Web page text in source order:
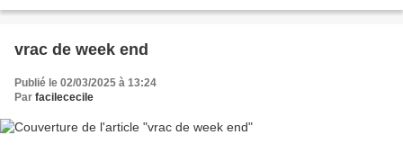
vrac de week end
Publié le 02/03/2025 à 13:24
Par facilececile